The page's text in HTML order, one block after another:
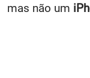
mas não um